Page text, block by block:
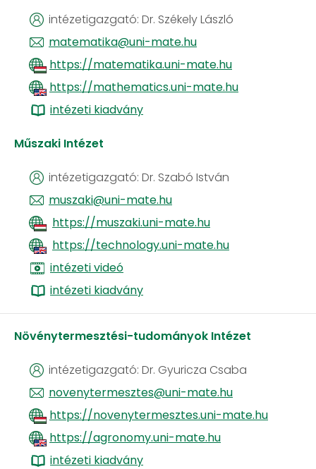
intézetigazgató: Dr. Székely László
matematika@uni-mate.hu
https://matematika.uni-mate.hu
https://mathematics.uni-mate.hu
intézeti kiadvány
Műszaki Intézet
intézetigazgató: Dr. Szabó István
muszaki@uni-mate.hu
https://muszaki.uni-mate.hu
https://technology.uni-mate.hu
intézeti videó
intézeti kiadvány
Növénytermesztési-tudományok Intézet
intézetigazgató: Dr. Gyuricza Csaba
novenytermesztes@uni-mate.hu
https://novenytermesztes.uni-mate.hu
https://agronomy.uni-mate.hu
intézeti kiadvány